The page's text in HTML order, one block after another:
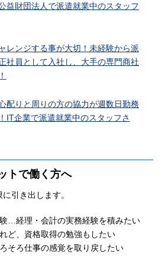
益財団法人で派遣就業中のスタッフ
レンジする事が大切！未経験から派
社員として入社し、大手の専門商社
配りと周りの方の協力が週数日勤務
IT企業で派遣就業中のスタッフさ
トで働く方へ
引き出します。
…経理・会計の実務経験を積みたい
ど、資格取得の勉強もしたい
そろ仕事の感覚を取り戻したい